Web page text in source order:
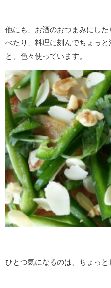
他にも、お酒のおつまみにし
べたり、料理に刻んでちょっ
と、色々使っています。
ひとつ気になるのは、ちょっと